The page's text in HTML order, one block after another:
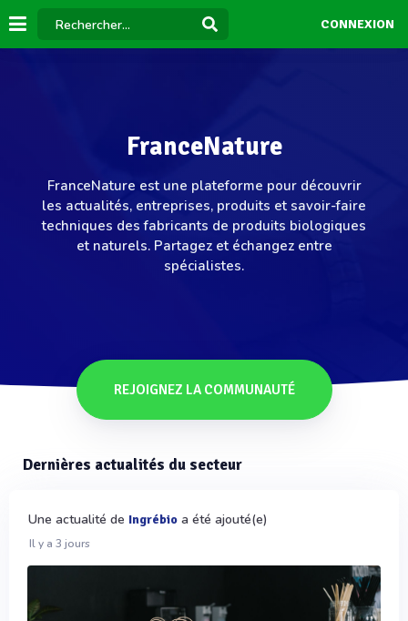
CONNEXION
FranceNature
FranceNature est une plateforme pour découvrir
les actualités, entreprises, produits et savoir-faire
techniques des fabricants de produits biologiques
et naturels. Partagez et échangez entre
spécialistes.
REJOIGNEZ LA COMMUNAUTÉ
Dernières actualités du secteur
Une actualité de Ingrébio a été ajouté(e)
Il y a 3 jours